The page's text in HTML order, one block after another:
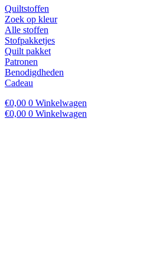
Quiltstoffen
Zoek op kleur
Alle stoffen
Stofpakketjes
Quilt pakket
Patronen
Benodigdheden
Cadeau
€0,00 0 Winkelwagen
€0,00 0 Winkelwagen